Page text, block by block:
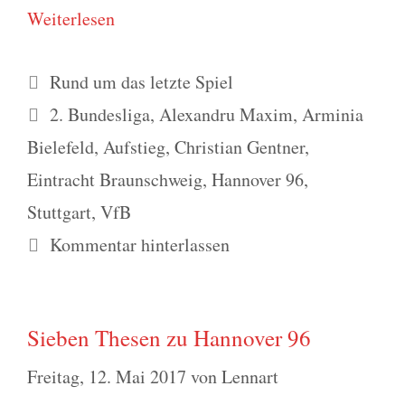
Wei­ter­le­sen
Kategorien
Rund um das letzte Spiel
Schlagwörter
2. Bundesliga, Alexandru Maxim, Arminia
Bielefeld, Aufstieg, Christian Gentner,
Eintracht Braunschweig, Hannover 96,
Stuttgart, VfB
Kommentar hinterlassen
Sieben Thesen zu Hannover 96
Freitag, 12. Mai 2017 vonLennart